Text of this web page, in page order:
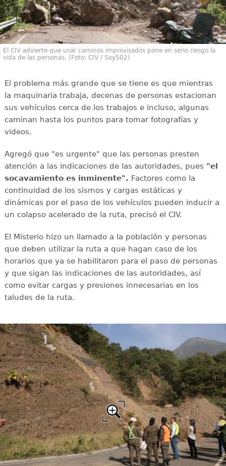
El CIV advierte que usar caminos improvisados pone en serio riesgo la
vida de las personas. (Foto: CIV / Soy502)
El problema más grande que se tiene es que mientras
la maquinaria trabaja, decenas de personas estacionan
sus vehículos cerca de los trabajos e incluso, algunas
caminan hasta los puntos para tomar fotografías y
videos.
Agregó que "es urgente" que las personas presten
atención a las indicaciones de las autoridades, pues "el
socavamiento es inminente". Factores como la
continuidad de los sismos y cargas estáticas y
dinámicas por el paso de los vehículos pueden inducir a
un colapso acelerado de la ruta, precisó el CIV.
El Misterio hizo un llamado a la población y personas
que deben utilizar la ruta a que hagan caso de los
horarios que ya se habilitaron para el paso de personas
y que sigan las indicaciones de las autoridades, así
como evitar cargas y presiones innecesarias en los
taludes de la ruta.